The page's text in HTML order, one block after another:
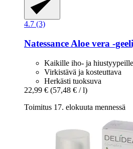
4.7 (3)
Natessance Aloe vera -​
Kaikille iho- ja hiustyypeille
Virkistävä ja kosteuttava
Herkästi tuoksuva
22,99 € (57,48 € / l)
Toimitus 17. elokuuta mennessä